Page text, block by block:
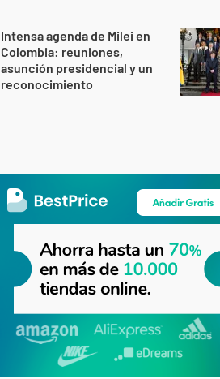
Intensa agenda de Milei en
Colombia: reuniones,
asunción presidencial y un
reconocimiento